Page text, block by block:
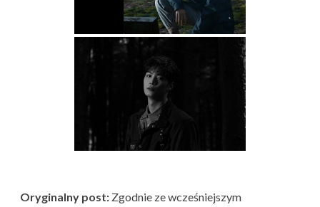
Oryginalny post: Zgodnie ze wcześniejszym